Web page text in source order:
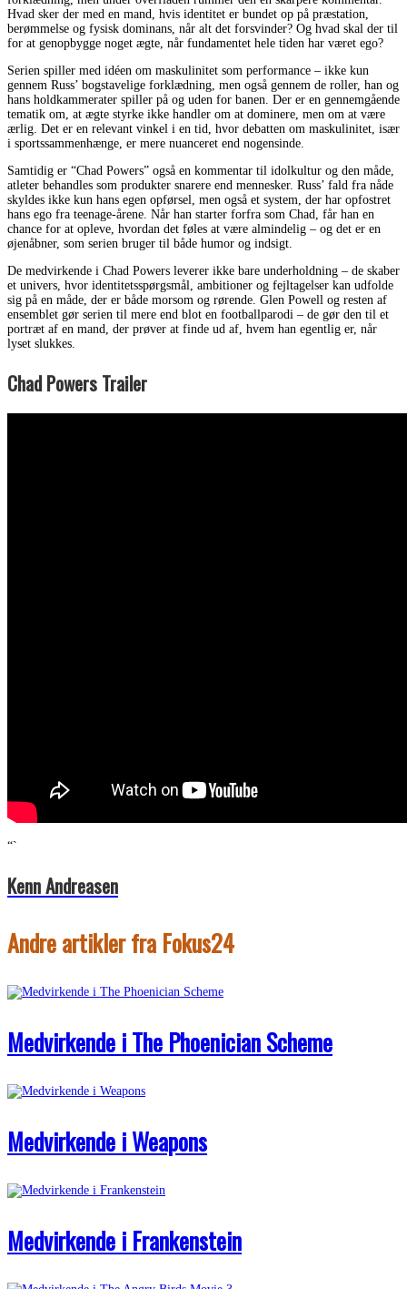
Hvad sker der med en mand, hvis identitet er bundet op på præstation,
berømmelse og fysisk dominans, når alt det forsvinder? Og hvad skal der til
for at genopbygge noget ægte, når fundamentet hele tiden har været ego?
Serien spiller med idéen om maskulinitet som performance – ikke kun
gennem Russ’ bogstavelige forklædning, men også gennem de roller, han og
hans holdkammerater spiller på og uden for banen. Der er en gennemgående
tematik om, at ægte styrke ikke handler om at dominere, men om at være
ærlig. Det er en relevant vinkel i en tid, hvor debatten om maskulinitet, især
i sportssammenhænge, er mere nuanceret end nogensinde.
Samtidig er “Chad Powers” også en kommentar til idolkultur og den måde,
atleter behandles som produkter snarere end mennesker. Russ’ fald fra nåde
skyldes ikke kun hans egen opførsel, men også et system, der har opfostret
hans ego fra teenage-årene. Når han starter forfra som Chad, får han en
chance for at opleve, hvordan det føles at være almindelig – og det er en
øjenåbner, som serien bruger til både humor og indsigt.
De medvirkende i Chad Powers leverer ikke bare underholdning – de skaber
et univers, hvor identitetsspørgsmål, ambitioner og fejltagelser kan udfolde
sig på en måde, der er både morsom og rørende. Glen Powell og resten af
ensemblet gør serien til mere end blot en footballparodi – de gør den til et
portræt af en mand, der prøver at finde ud af, hvem han egentlig er, når
lyset slukkes.
Chad Powers Trailer
“`
Kenn Andreasen
Andre artikler fra Fokus24
Medvirkende i The Phoenician Scheme
Medvirkende i Weapons
Medvirkende i Frankenstein